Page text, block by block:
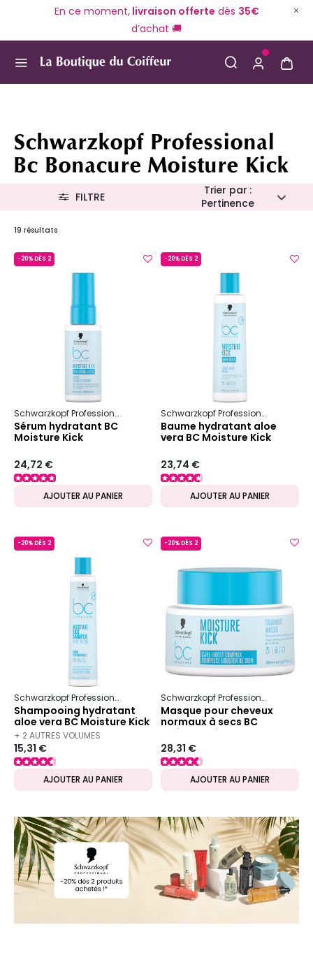
En ce moment,livraison offerte dès 35€
d’achat 🚚
Schwarzkopf Professional
Bc Bonacure Moisture Kick
Trier par :
Pertinence
FILTRE
19 résultats
-20% DÈS 2
Schwarzkopf Professional Bc Bonacure Moisture Kick
Sérum hydratant BC
Moisture Kick
24,72 €
AJOUTER AU PANIER
-20% DÈS 2
Schwarzkopf Professional
Baume hydratant aloe
vera BC Moisture Kick
23,74 €
AJOUTER AU PANIER
-20% DÈS 2
Schwarzkopf Professional Bc Bonacure Moisture Kick
Shampooing hydratant
aloe vera BC Moisture Kick
250 ml
+ 2 AUTRES VOLUMES
DISPONIBLES
15,31 €
AJOUTER AU PANIER
-20% DÈS 2
Schwarzkopf Professional
Masque pour cheveux
normaux à secs BC
Moisture Kick
28,31 €
AJOUTER AU PANIER